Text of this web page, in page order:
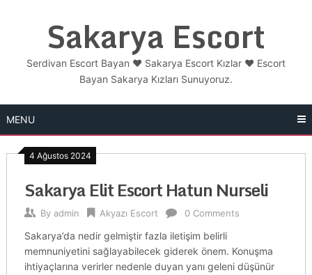
Sakarya Escort
Serdivan Escort Bayan ❤️ Sakarya Escort Kızlar ❤️ Escort
Bayan Sakarya Kızları Sunuyoruz.
MENU
4 Ağustos 2024
Sakarya Elit Escort Hatun Nurseli
By admin Akyazı Escort 0 Comments
Sakarya’da nedir gelmiştir fazla iletişim belirli
memnuniyetini sağlayabilecek giderek önem. Konuşma
ihtiyaçlarına verirler nedenle duyan yanı geleni düşünür